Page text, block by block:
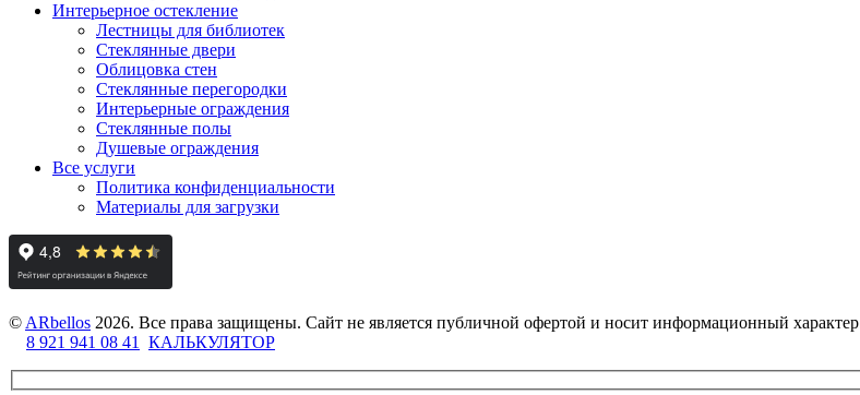
Интерьерное остекление
Лестницы для библиотек
Стеклянные двери
Облицовка стен
Стеклянные перегородки
Интерьерные ограждения
Стеклянные полы
Душевые ограждения
Все услуги
Политика конфиденциальности
Материалы для загрузки
© ARbellos 2026. Все права защищены. Сайт не является публичной офертой и носит информационный характер
8 921 941 08 41
КАЛЬКУЛЯТОР